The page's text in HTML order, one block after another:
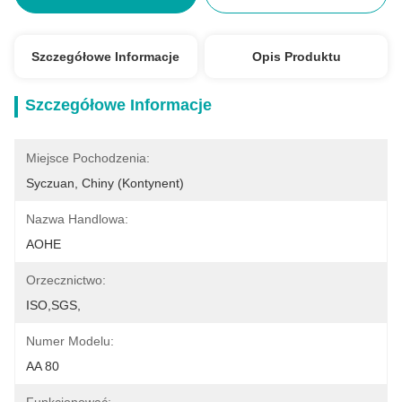
Szczegółowe Informacje Opis Produktu
Szczegółowe Informacje
Miejsce Pochodzenia:
Syczuan, Chiny (kontynent)
Nazwa Handlowa:
AOHE
Orzecznictwo:
ISO,SGS,
Numer Modelu:
AA 80